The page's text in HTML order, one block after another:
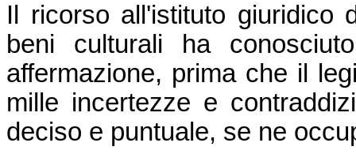
Il ricorso all'istituto giuridico
beni culturali ha
affermazione, prima che il
mille incertezze e
deciso e puntuale, se ne